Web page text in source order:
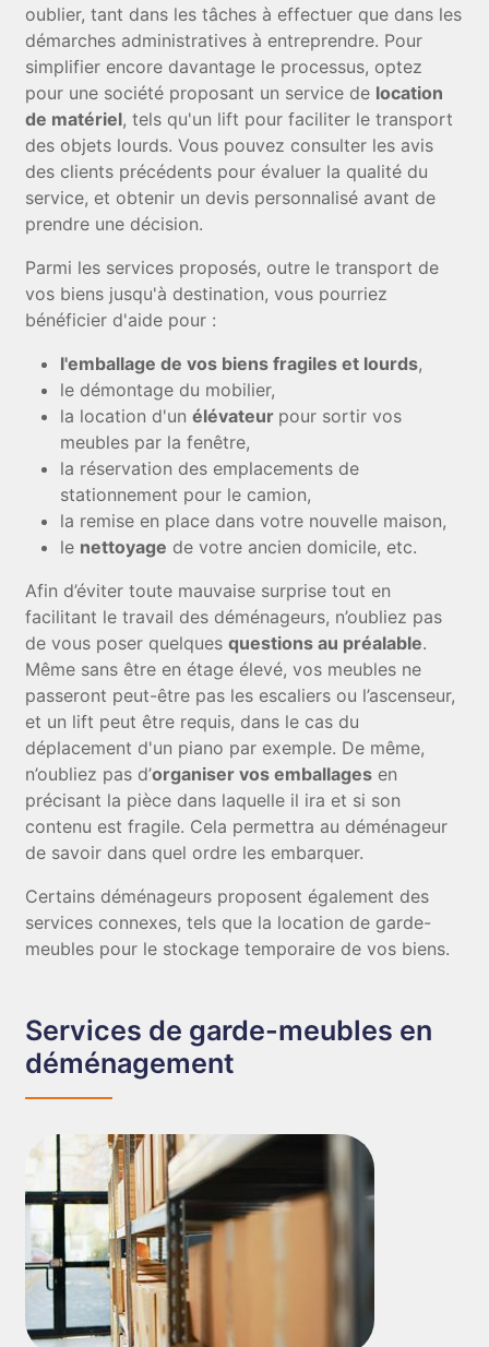
oublier, tant dans les tâches à effectuer que dans les
démarches administratives à entreprendre. Pour
simplifier encore davantage le processus, optez
pour une société proposant un service de location
de matériel, tels qu'un lift pour faciliter le transport
des objets lourds. Vous pouvez consulter les avis
des clients précédents pour évaluer la qualité du
service, et obtenir un devis personnalisé avant de
prendre une décision.
Parmi les services proposés, outre le transport de
vos biens jusqu'à destination, vous pourriez
bénéficier d'aide pour :
l'emballage de vos biens fragiles et lourds,
le démontage du mobilier,
la location d'unélévateur pour sortir vos
meubles par la fenêtre,
la réservation des emplacements de
stationnement pour le camion,
la remise en place dans votre nouvelle maison,
le nettoyage de votre ancien domicile, etc.
Afin d’éviter toute mauvaise surprise tout en
facilitant le travail des déménageurs, n’oubliez pas
de vous poser quelquesquestions au préalable.
Même sans être en étage élevé, vos meubles ne
passeront peut-être pas les escaliers ou l’ascenseur,
et un lift peut être requis, dans le cas du
déplacement d'un piano par exemple. De même,
n’oubliez pas d’organiser vos emballages en
précisant la pièce dans laquelle il ira et si son
contenu est fragile. Cela permettra au déménageur
de savoir dans quel ordre les embarquer.
Certains déménageurs proposent également des
services connexes, tels que la location de garde-
meubles pour le stockage temporaire de vos biens.
Services de garde-meubles en
déménagement